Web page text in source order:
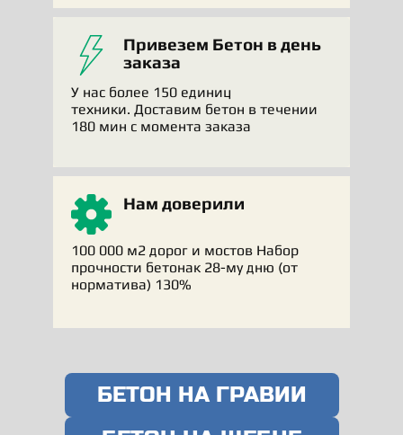
​Привезем Бетон в день
заказа
У нас более 150 единиц
техники. Доставим бетон в течении
180 мин с момента заказа
Нам доверили
100 000 м2 дорог и мостов Набор
прочности бетонак 28-му дню (от
норматива) 130%
БЕТОН НА ГРАВИИ